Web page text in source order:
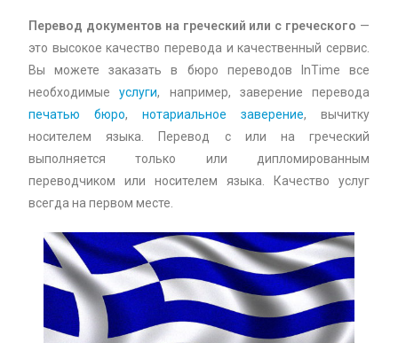
Перевод документов на греческий или с греческого —
это высокое качество перевода и качественный сервис.
Вы можете заказать в бюро переводов InTime все
необходимыеуслуги, например, заверение перевода
печатью бюро, нотариальное заверение, вычитку
носителем языка. Перевод с или на греческий
выполняется только или дипломированным
переводчиком или носителем языка. Качество услуг
всегда на первом месте.